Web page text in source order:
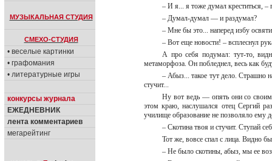
МУЗЫКАЛЬНАЯ СТУДИЯ
СМЕХО-СТУДИЯ
• веселые картинки
• графомания
• литературные игры
конкурсы журнала
ЕЖЕДНЕВНИК
лента комментариев
мегарейтинг
– И я... я тоже думал креститься,
– Думал-думал — и раздумал?
– Мне бы это... наперед избу
– Вот еще новости! – всплеснул
А про себя подумал: тут-то,
метаморфоза. Он побледнел, весь как
– Абыз... такое тут дело. Страшно
стучит...
Ну вот ведь — опять они со
этом краю, наслушался отец Сергий
училище образование не позволяло ему
– Скотина твоя и стучит. Ступай
Тот же, вовсе спал с лица. Видно
– Не было скотины, абыз, мы ее